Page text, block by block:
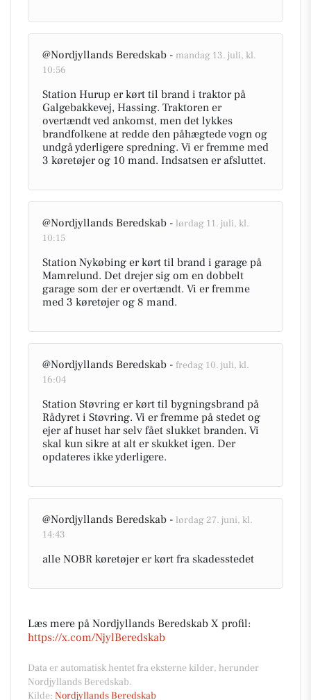
@Nordjyllands Beredskab - mandag 13. juli, kl.
10:56
Station Hurup er kørt til brand i traktor på
Galgebakkevej, Hassing. Traktoren er
overtændt ved ankomst, men det lykkes
brandfolkene at redde den påhægtede vogn og
undgå yderligere spredning. Vi er fremme med
3 køretøjer og 10 mand. Indsatsen er afsluttet.
@Nordjyllands Beredskab - lørdag 11. juli, kl.
10:15
Station Nykøbing er kørt til brand i garage på
Mamrelund. Det drejer sig om en dobbelt
garage som der er overtændt. Vi er fremme
med 3 køretøjer og 8 mand.
@Nordjyllands Beredskab - fredag 10. juli, kl.
16:04
Station Støvring er kørt til bygningsbrand på
Rådyret i Støvring. Vi er fremme på stedet og
ejer af huset har selv fået slukket branden. Vi
skal kun sikre at alt er skukket igen. Der
opdateres ikke yderligere.
@Nordjyllands Beredskab - lørdag 27. juni, kl.
14:43
alle NOBR køretøjer er kørt fra skadesstedet
Læs mere på Nordjyllands Beredskab X profil:
https://x.com/NjylBeredskab
Data er automatisk hentet fra eksterne kilder, herunder
Nordjyllands Beredskab.
Kilde: Nordjyllands Beredskab